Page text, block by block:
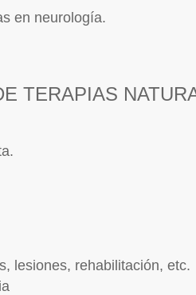
en neurología.
TERAPIAS
lesiones, rehabilitación, etc.